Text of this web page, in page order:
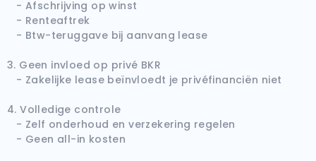
- Afschrijving op winst
- Renteaftrek
- Btw-teruggave bij aanvang lease
3. Geen invloed op privé BKR
- Zakelijke lease beïnvloedt je privéfinanciën niet
4. Volledige controle
- Zelf onderhoud en verzekering regelen
- Geen all-in kosten